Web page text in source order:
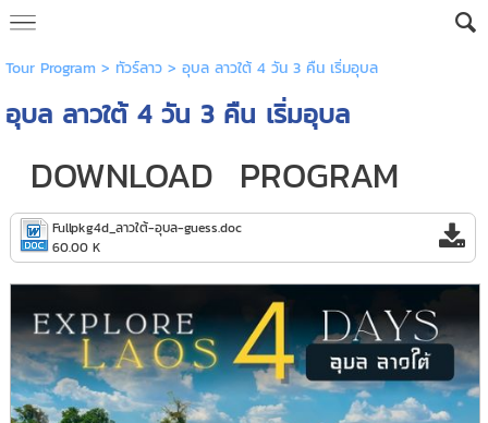
Tour Program> ทัวร์ลาว> อุบล ลาวใต้ 4 วัน 3 คืน เริ่มอุบล
อุบล ลาวใต้ 4 วัน 3 คืน เริ่มอุบล
DOWNLOAD PROGRAM
Fullpkg4d_ลาวใต้-อุบล-guess.doc
60.00 K